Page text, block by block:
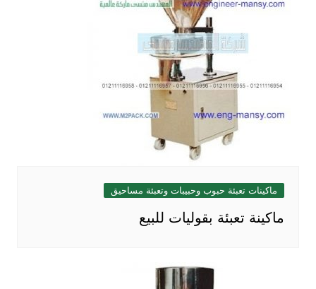
ماكينات تعبئة حبوب وحبيبات وتعبئة مساحيق
ماكينة تعبئة بقوليات للبيع